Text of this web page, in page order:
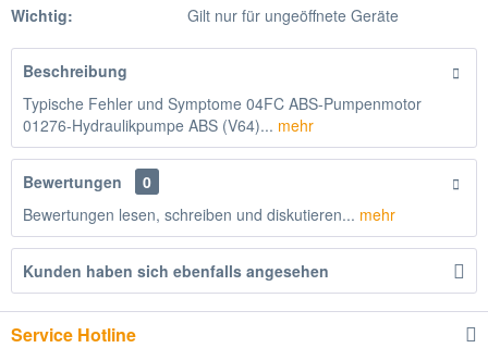
Wichtig:
Gilt nur für ungeöffnete Geräte
Beschreibung
Typische Fehler und Symptome 04FC ABS-Pumpenmotor
01276-Hydraulikpumpe ABS (V64)... mehr
Bewertungen
0
Bewertungen lesen, schreiben und diskutieren... mehr
Kunden haben sich ebenfalls angesehen
Service Hotline